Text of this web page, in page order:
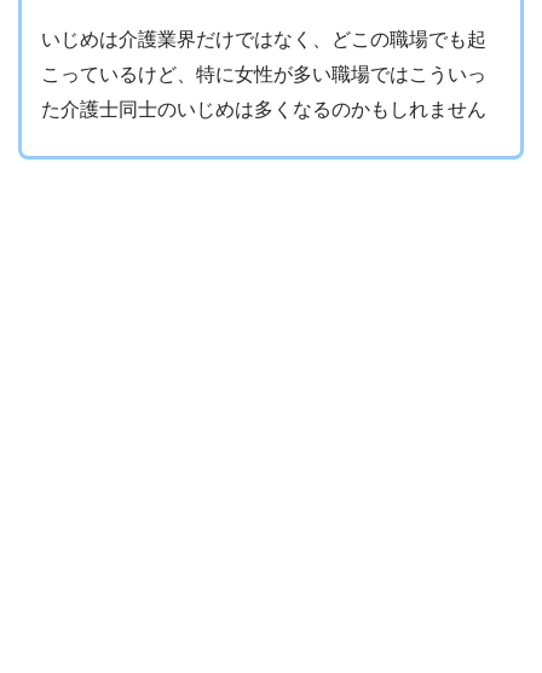
いじめは介護業界だけではなく、どこの職場でも起
こっているけど、特に女性が多い職場ではこういっ
た介護士同士のいじめは多くなるのかもしれません